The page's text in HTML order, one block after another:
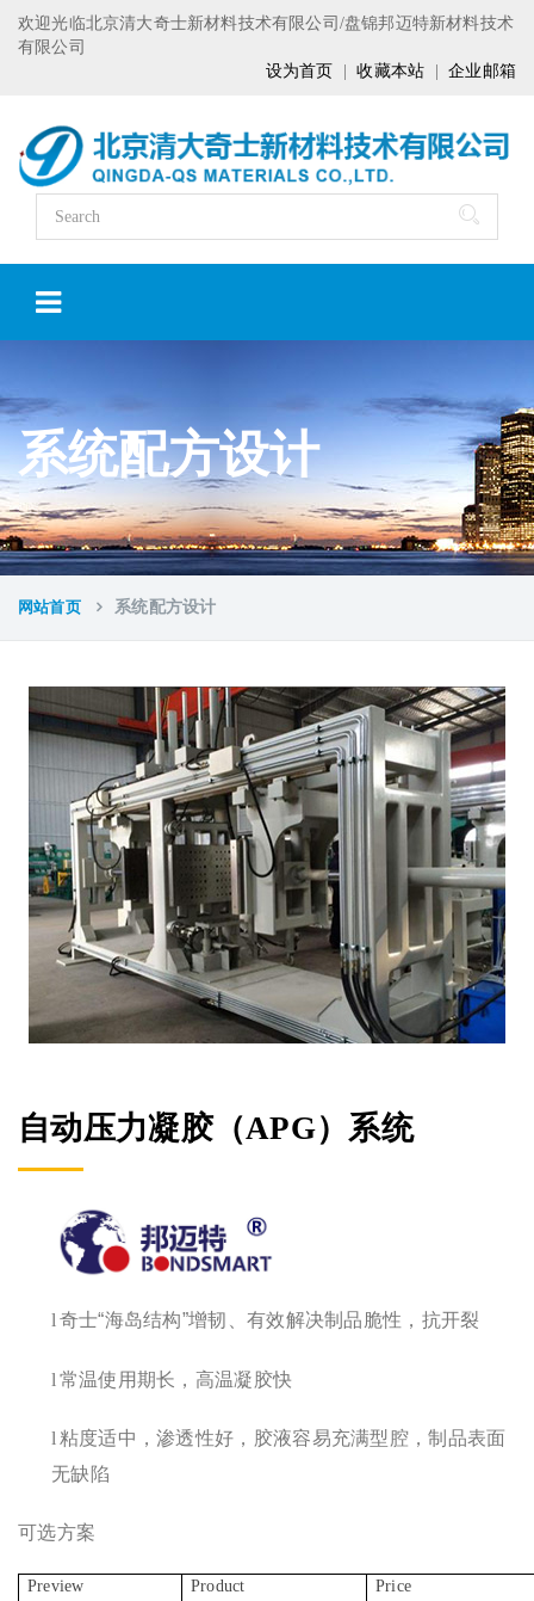
欢迎光临北京清大奇士新材料技术有限公司/盘锦邦迈特新材料技术
有限公司
设为首页 |收藏本站 |企业邮箱
系统配方设计
网站首页 系统配方设计
自动压力凝胶（APG）系统
l奇士“海岛结构”增韧、有效解决制品脆性，抗开裂
l 常温使用期长，高温凝胶快
l 粘度适中，渗透性好，胶液容易充满型腔，制品表面
无缺陷
可选方案